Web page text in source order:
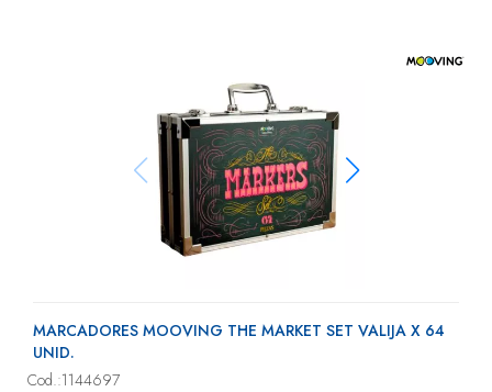
MARCADORES MOOVING THE MARKET SET VALIJA X 64
UNID.
Cod.:1144697